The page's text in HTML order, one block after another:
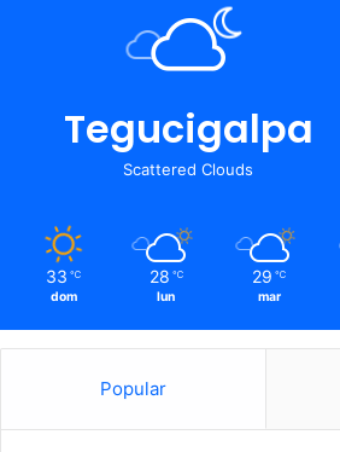
Tegucigalpa
Scattered Clouds
33 ℃
dom
28 ℃
lun
29 ℃
mar
Popular